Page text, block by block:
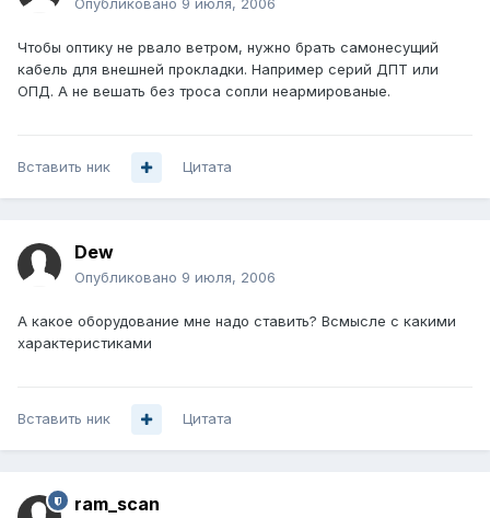
Опубликовано 9 июля, 2006
Чтобы оптику не рвало ветром, нужно брать самонесущий
кабель для внешней прокладки. Например серий ДПТ или
ОПД. А не вешать без троса сопли неармированые.
Вставить ник Цитата
Dew
Опубликовано 9 июля, 2006
А какое оборудование мне надо ставить? Всмысле с какими
характеристиками
Вставить ник Цитата
ram_scan